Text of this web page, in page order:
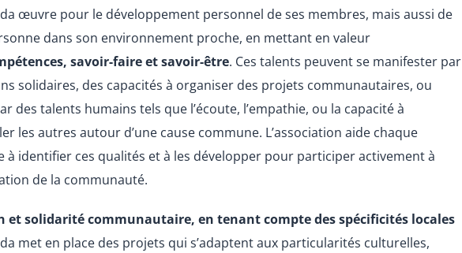
œuvre pour le développement personnel de ses membres, mais aussi de
dans son environnement proche, en mettant en valeur
savoir-faire et savoir-être. Ces talents peuvent se manifester par
solidaires, des capacités à organiser des projets communautaires, ou
des talents humains tels que l’écoute, l’empathie, ou la capacité à
les autres autour d’une cause commune. L’association aide chaque
à identifier ces qualités et à les développer pour participer activement à
de la communauté.
et solidarité communautaire, en tenant compte des spécificités locales
met en place des projets qui s’adaptent aux particularités culturelles,